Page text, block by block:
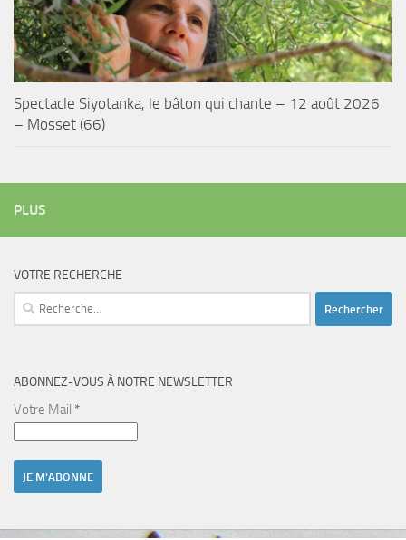
Spectacle Siyotanka, le bâton qui chante – 12 août 2026
– Mosset (66)
PLUS
VOTRE RECHERCHE
Rechercher :
ABONNEZ-VOUS À NOTRE NEWSLETTER
Votre Mail *